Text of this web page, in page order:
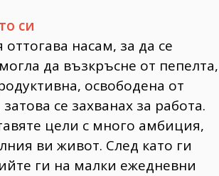
си
насам, за да се
да възкръсне от пепелта,
освободена от
се захванах за работа.
цели с много амбиция,
ви живот. След като ги
ги на малки ежедневни